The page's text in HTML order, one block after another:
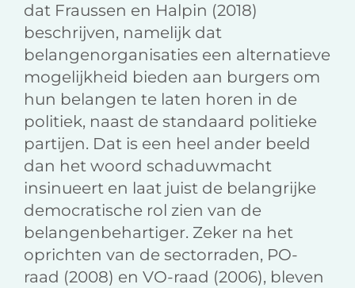
dat Fraussen en Halpin (2018)
beschrijven, namelijk dat
belangenorganisaties een alternatieve
mogelijkheid bieden aan burgers om
hun belangen te laten horen in de
politiek, naast de standaard politieke
partijen. Dat is een heel ander beeld
dan het woord schaduwmacht
insinueert en laat juist de belangrijke
democratische rol zien van de
belangenbehartiger. Zeker na het
oprichten van de sectorraden, PO-
raad (2008) en VO-raad (2006), bleven